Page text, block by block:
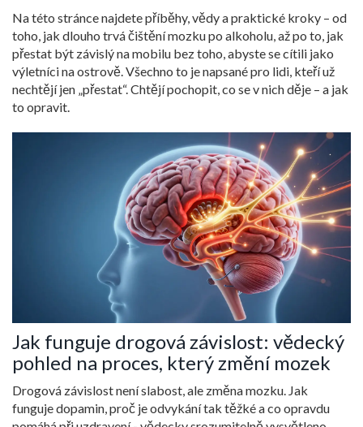
Na této stránce najdete příběhy, vědy a praktické kroky – od
toho, jak dlouho trvá čištění mozku po alkoholu, až po to, jak
přestat být závislý na mobilu bez toho, abyste se cítili jako
výletníci na ostrově. Všechno to je napsané pro lidi, kteří už
nechtějí jen „přestat“. Chtějí pochopit, co se v nich děje – a jak
to opravit.
Jak funguje drogová závislost: vědecký
pohled na proces, který změní mozek
Drogová závislost není slabost, ale změna mozku. Jak
funguje dopamin, proč je odvykání tak těžké a co opravdu